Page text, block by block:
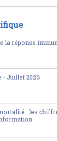
la réponse
- Juillet 2026
: les